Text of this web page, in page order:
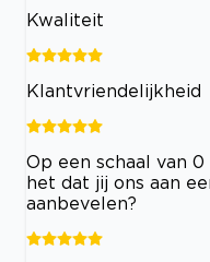
Kwaliteit
Klantvriendelijkheid
Op een schaal van
het dat jij ons aan
aanbevelen?